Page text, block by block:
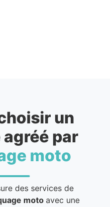
un
par
moto
des services de
motoavec une